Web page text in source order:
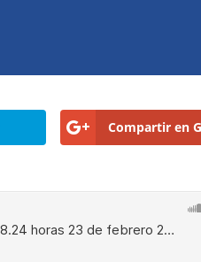
Compartir en